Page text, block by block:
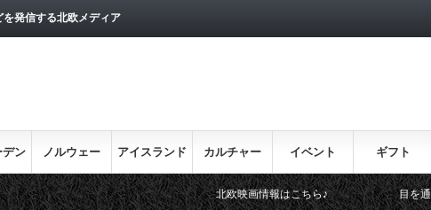
発信する北欧メディア
デン ノルウェー アイスランド カルチャー イベント ギフト
北欧映画情報はこちら♪ 目を通しておきたい北